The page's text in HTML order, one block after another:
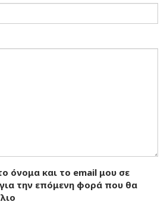
όνομα και το email μου σε
την επόμενη φορά που θα